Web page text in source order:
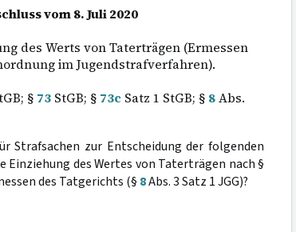
vom 8. Juli 2020
des Werts von Taterträgen (Ermessen
im Jugendstrafverfahren).
§ 73StGB; § 73cSatz 1 StGB; § 8Abs.
Strafsachen zur Entscheidung der folgenden
Einziehung des Wertes von Taterträgen nach §
des Tatgerichts (§ 8Abs. 3 Satz 1 JGG)?